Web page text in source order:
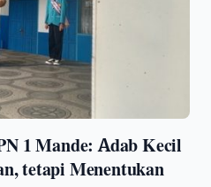
1 Mande: Adab Kecil
tetapi Menentukan